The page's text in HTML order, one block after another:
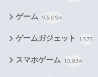
ゲーム 93,094
ゲームガジェット 1,575
スマホゲーム 10,834